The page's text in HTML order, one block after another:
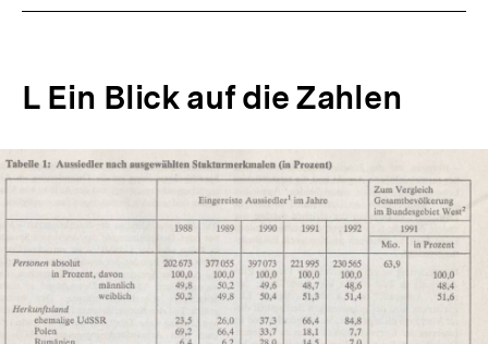
L Ein Blick auf die Zahlen